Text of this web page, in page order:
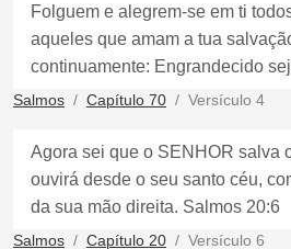
Folguem e alegrem-se em ti
aqueles que amam a tua
continuamente: Engrandecido
Salmos Capítulo 70 Versículo 4
Agora sei que o SENHOR salva
ouvirá desde o seu santo céu,
da sua mão direita. Salmos 20:6
Salmos Capítulo 20 Versículo 6